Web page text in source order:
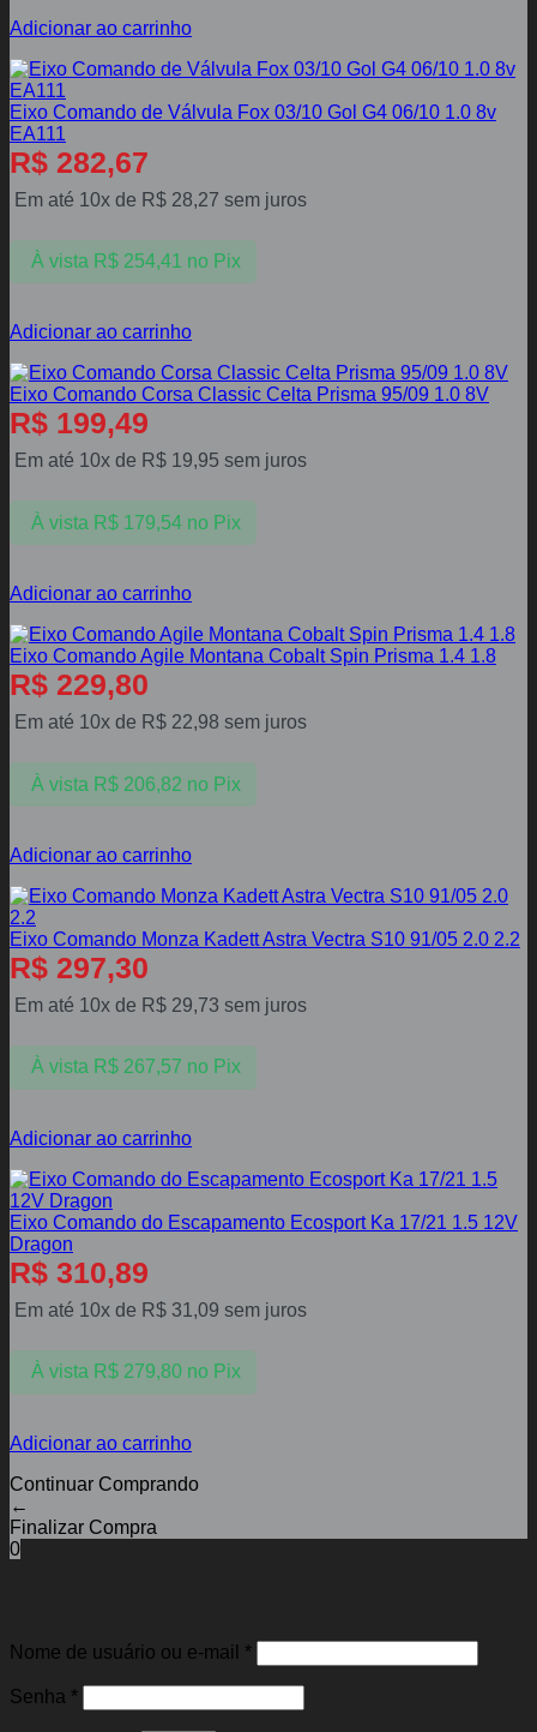
Adicionar ao carrinho
Eixo Comando de Válvula Fox 03/10 Gol G4 06/10 1.0 8v
EA111
R$ 282,67
Em até 10x de R$ 28,27 sem juros
À vista R$254,41 no Pix
Adicionar ao carrinho
Eixo Comando Corsa Classic Celta Prisma 95/09 1.0 8V
R$ 199,49
Em até 10x de R$ 19,95 sem juros
À vista R$179,54 no Pix
Adicionar ao carrinho
Eixo Comando Agile Montana Cobalt Spin Prisma 1.4 1.8
R$ 229,80
Em até 10x de R$ 22,98 sem juros
À vista R$206,82 no Pix
Adicionar ao carrinho
Eixo Comando Monza Kadett Astra Vectra S10 91/05 2.0 2.2
R$ 297,30
Em até 10x de R$ 29,73 sem juros
À vista R$267,57 no Pix
Adicionar ao carrinho
Eixo Comando do Escapamento Ecosport Ka 17/21 1.5 12V
Dragon
R$ 310,89
Em até 10x de R$ 31,09 sem juros
À vista R$279,80 no Pix
Adicionar ao carrinho
Continuar Comprando
←
Finalizar Compra
0
Nome de usuário ou e-mail *Obrigatório
Senha *Obrigatório